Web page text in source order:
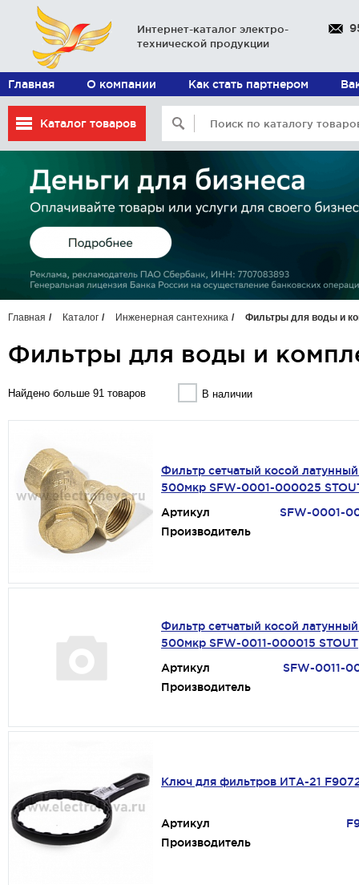
Интернет-каталог электро-
технической продукции
Главная О компании Как стать партнером
Каталог товаров
Главная Каталог Инженерная сантехника Фильтры для воды и
Фильтры для воды и
Найдено больше 91 товаров В наличии
Фильтр сетчатый косой
500мкр SFW-0001-000025
Артикул
SFW-0001-
Производитель
Фильтр сетчатый косой
500мкр SFW-0011-000015 STOUT
Артикул
SFW-0011-
Производитель
Ключ для фильтров ИТА-21
Артикул
Производитель